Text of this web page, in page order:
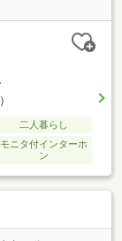
二人暮らし
モニタ付インターホ
ン